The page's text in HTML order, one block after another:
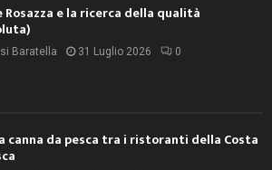
Rosazza e la ricerca della qualità
Baratella 31 Luglio 2026 0
canna da pesca tra i ristoranti della Costa